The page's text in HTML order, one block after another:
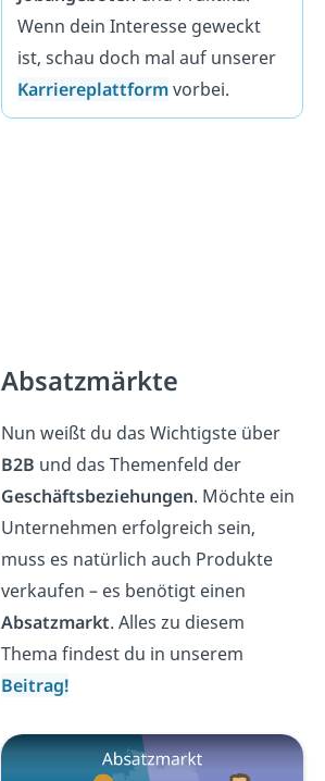
Wenn dein Interesse geweckt
ist, schau doch mal auf unserer
Karriereplattformvorbei.
Absatzmärkte
Nun weißt du das Wichtigste über
B2B und das Themenfeld der
Geschäftsbeziehungen. Möchte ein
Unternehmen erfolgreich sein,
muss es natürlich auch Produkte
verkaufen – es benötigt einen
Absatzmarkt. Alles zu diesem
Thema findest du in unserem
Beitrag!